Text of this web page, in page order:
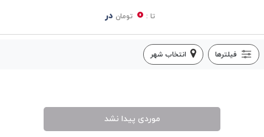
تا : 0 تومان در
فیلترها انتخاب شهر
موردی پیدا نشد